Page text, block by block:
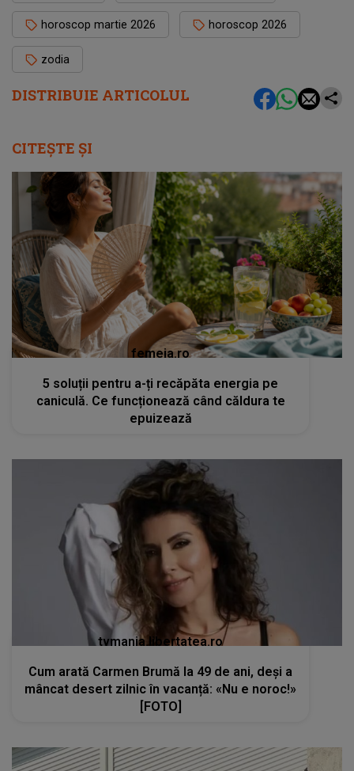
DISTRIBUIE ARTICOLUL
horoscop martie 2026 horoscop 2026
zodia
CITEȘTE ȘI
femeia.ro
5 soluții pentru a-ți recăpăta energia pe
caniculă. Ce funcționează când căldura te
epuizează
tvmania.libertatea.ro
Cum arată Carmen Brumă la 49 de ani, deși a
mâncat desert zilnic în vacanță: «Nu e noroc!»
[FOTO]